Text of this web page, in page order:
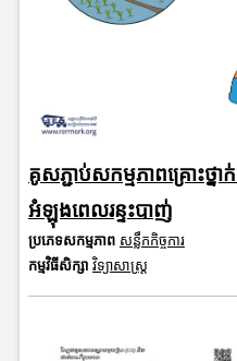
គូសភ្ជាប់សកម្មភាពគ្រោះថ្នា
អំឡុងពេលរន្ទះបាញ់
ប្រភេទសកម្មភាព សន្លឹកកិច្ចការ
កម្មវិធីសិក្សា វិទ្យាសាស្រ្ត